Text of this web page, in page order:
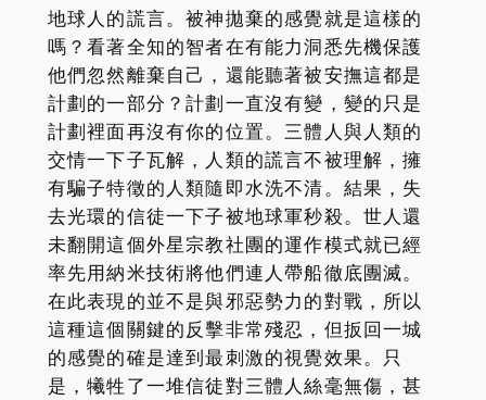
地球人的謊言。被神拋棄的感覺就是這樣的
嗎？看著全知的智者在有能力洞悉先機保護
他們忽然離棄自己，還能聽著被安撫這都是
計劃的一部分？計劃一直沒有變，變的只是
計劃裡面再沒有你的位置。三體人與人類的
交情一下子瓦解，人類的謊言不被理解，擁
有騙子特徵的人類隨即水洗不清。結果，失
去光環的信徒一下子被地球軍秒殺。世人還
未翻開這個外星宗教社團的運作模式就已經
率先用納米技術將他們連人帶船徹底團滅。
在此表現的並不是與邪惡勢力的對戰，所以
這種這個關鍵的反擊非常殘忍，但扳回一城
的感覺的確是達到最刺激的視覺效果。只
是，犧牲了一堆信徒對三體人絲毫無傷，甚